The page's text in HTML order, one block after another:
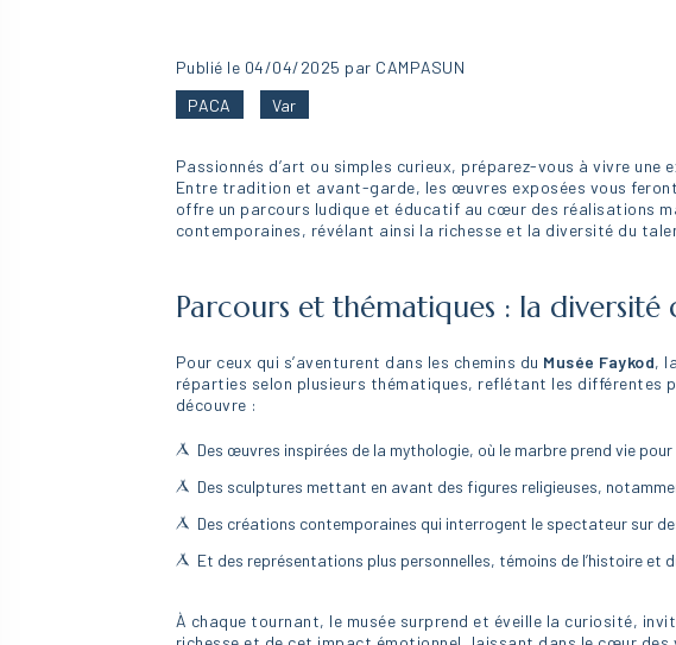
Publié le 04/04/2025 par CAMPASUN
PACA
Var
Passionnés d’art ou simples curieux, préparez-vous à vivre une
Entre tradition et avant-garde, les œuvres exposées vous
offre un parcours ludique et éducatif au cœur des réalisations
contemporaines, révélant ainsi la richesse et la diversité du
Parcours et thématiques : la diversité
Pour ceux qui s’aventurent dans les chemins du Musée Faykod,
réparties selon plusieurs thématiques, reflétant les différentes
découvre :
Des œuvres inspirées de la mythologie, où le marbre prend vie
Des sculptures mettant en avant des figures religieuses,
Des créations contemporaines qui interrogent le spectateur sur
Et des représentations plus personnelles, témoins de l’histoire et
À chaque tournant, le musée surprend et éveille la curiosité,